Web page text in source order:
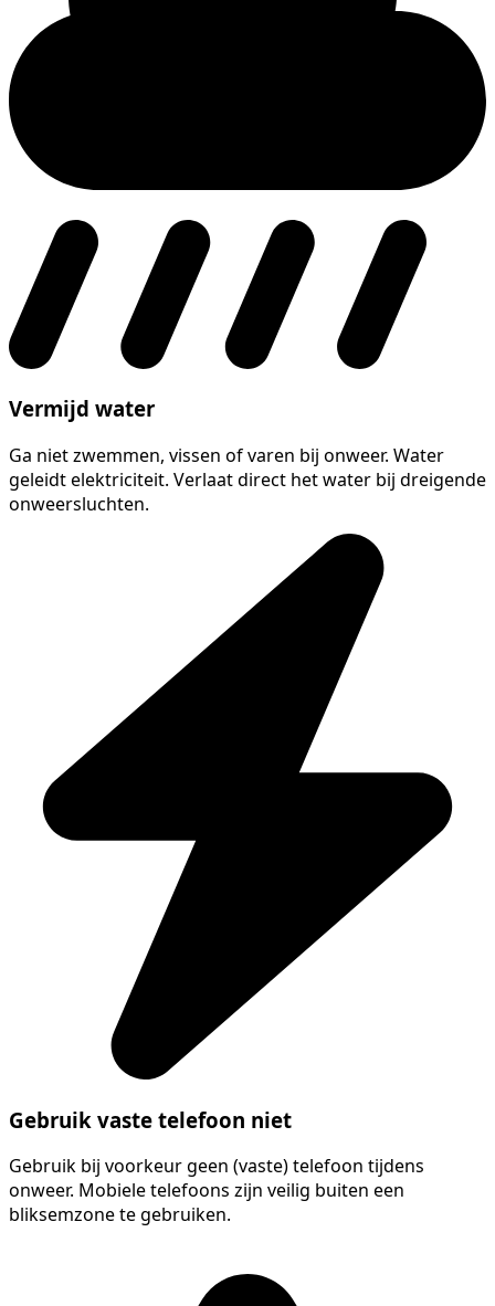
Vermijd water
Ga niet zwemmen, vissen of varen bij onweer. Water
geleidt elektriciteit. Verlaat direct het water bij dreigende
onweersluchten.
Gebruik vaste telefoon niet
Gebruik bij voorkeur geen (vaste) telefoon tijdens
onweer. Mobiele telefoons zijn veilig buiten een
bliksemzone te gebruiken.